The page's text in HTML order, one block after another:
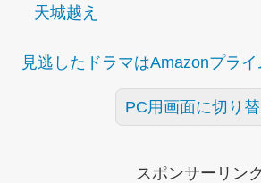
天城越え
見逃したドラマはAmazonプライ
PC用画面に切り替
スポンサーリンク